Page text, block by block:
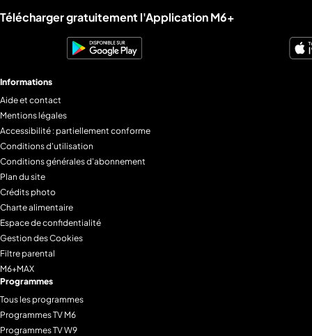
Liens utiles M6+.
Télécharger gratuitement l'Application M6+
Informations
Aide et contact
Mentions légales
Accessibilité : partiellement conforme
Conditions d'utilisation
Conditions générales d'abonnement
Plan du site
Crédits photo
Charte alimentaire
Espace de confidentialité
Gestion des Cookies
Filtre parental
M6+MAX
Programmes
Tous les programmes
Programmes TV M6
Programmes TV W9